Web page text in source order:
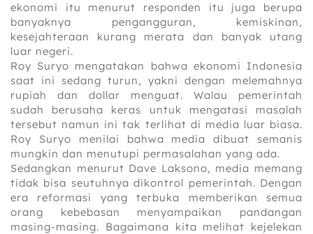
ekonomi itu menurut responden itu juga berupa
banyaknya pengangguran, kemiskinan,
kesejahteraan kurang merata dan banyak utang
luar negeri.
Roy Suryo mengatakan bahwa ekonomi Indonesia
saat ini sedang turun, yakni dengan melemahnya
rupiah dan dollar menguat. Walau pemerintah
sudah berusaha keras untuk mengatasi masalah
tersebut namun ini tak terlihat di media luar biasa.
Roy Suryo menilai bahwa media dibuat semanis
mungkin dan menutupi permasalahan yang ada.
Sedangkan menurut Dave Laksono, media memang
tidak bisa seutuhnya dikontrol pemerintah. Dengan
era reformasi yang terbuka memberikan semua
orang kebebasan menyampaikan pandangan
masing-masing. Bagaimana kita melihat kejelekan